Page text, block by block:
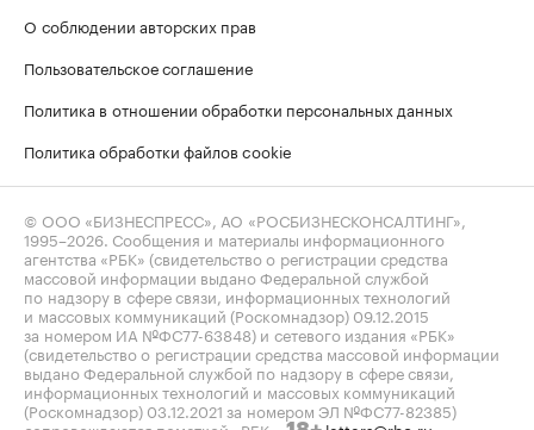
О соблюдении авторских прав
Пользовательское соглашение
Политика в отношении обработки персональных данных
Политика обработки файлов cookie
© ООО «БИЗНЕСПРЕСС», АО «РОСБИЗНЕСКОНСАЛТИНГ»,
1995–2026 . Сообщения и материалы информационного
агентства «РБК» (свидетельство о регистрации средства
массовой информации выдано Федеральной службой
по надзору в сфере связи, информационных технологий
и массовых коммуникаций (Роскомнадзор) 09.12.2015
за номером ИА №ФС77-63848) и сетевого издания «РБК»
(свидетельство о регистрации средства массовой информации
выдано Федеральной службой по надзору в сфере связи,
информационных технологий и массовых коммуникаций
(Роскомнадзор) 03.12.2021 за номером ЭЛ №ФС77-82385)